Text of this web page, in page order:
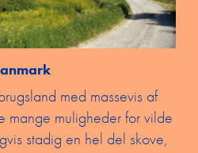
med massevis af
mange muligheder for vilde
stadig en hel del skove,